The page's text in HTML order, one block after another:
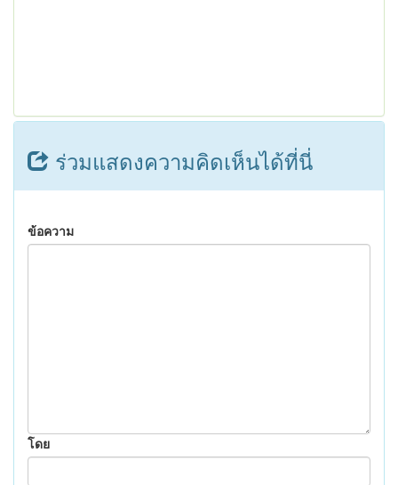
ร่วมแสดงความคิดเห็นได้ที่นี่
ข้อความ
โดย